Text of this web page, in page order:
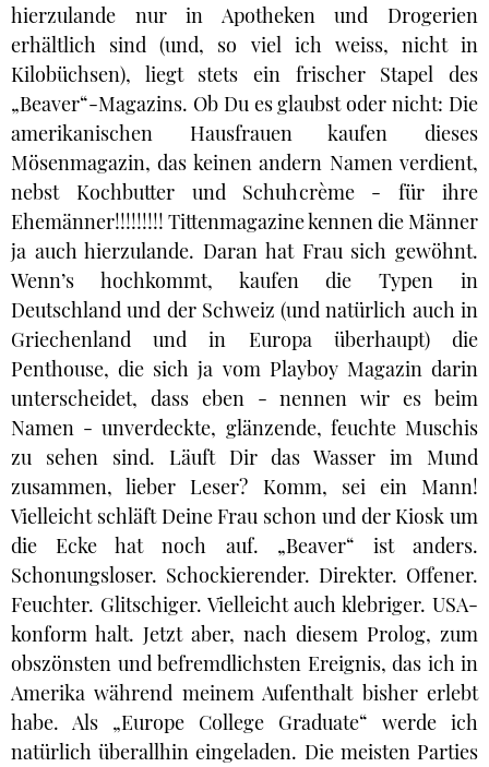
hierzulande nur in Apotheken und Drogerien
erhältlich sind (und, so viel ich weiss, nicht in
Kilobüchsen), liegt stets ein frischer Stapel des
„Beaver“-Magazins. Ob Du es glaubst oder nicht: Die
amerikanischen Hausfrauen kaufen dieses
Mösenmagazin, das keinen andern Namen verdient,
nebst Kochbutter und Schuhcrème - für ihre
Ehemänner!!!!!!!!! Tittenmagazine kennen die Männer
ja auch hierzulande. Daran hat Frau sich gewöhnt.
Wenn’s hochkommt, kaufen die Typen in
Deutschland und der Schweiz (und natürlich auch in
Griechenland und in Europa überhaupt) die
Penthouse, die sich ja vom Playboy Magazin darin
unterscheidet, dass eben - nennen wir es beim
Namen - unverdeckte, glänzende, feuchte Muschis
zu sehen sind. Läuft Dir das Wasser im Mund
zusammen, lieber Leser? Komm, sei ein Mann!
Vielleicht schläft Deine Frau schon und der Kiosk um
die Ecke hat noch auf. „Beaver“ ist anders.
Schonungsloser. Schockierender. Direkter. Offener.
Feuchter. Glitschiger. Vielleicht auch klebriger. USA-
konform halt. Jetzt aber, nach diesem Prolog, zum
obszönsten und befremdlichsten Ereignis, das ich in
Amerika während meinem Aufenthalt bisher erlebt
habe. Als „Europe College Graduate“ werde ich
natürlich überallhin eingeladen. Die meisten Parties